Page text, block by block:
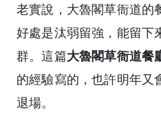
老實說，大魯閣草衙道的
好處是汰弱留強，能留下
群。這篇大魯閣草衙道餐
的經驗寫的，也許明年又
退場。